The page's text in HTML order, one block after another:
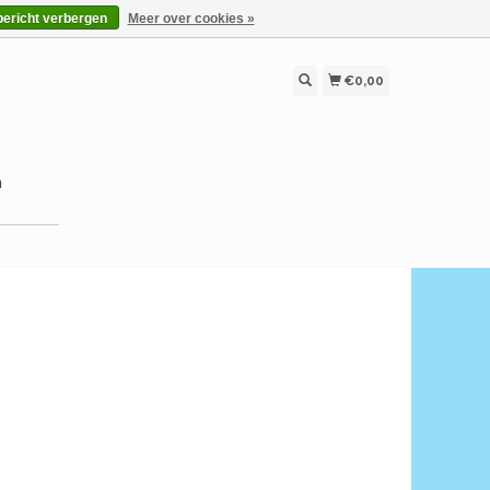
€0,00
verbergen Meer over cookies »